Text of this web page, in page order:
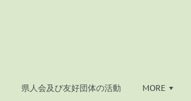
県人会及び友好団体の活動 MORE